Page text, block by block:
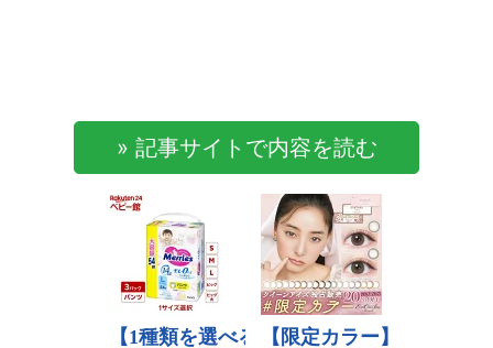
» 記事サイトで内容を読む